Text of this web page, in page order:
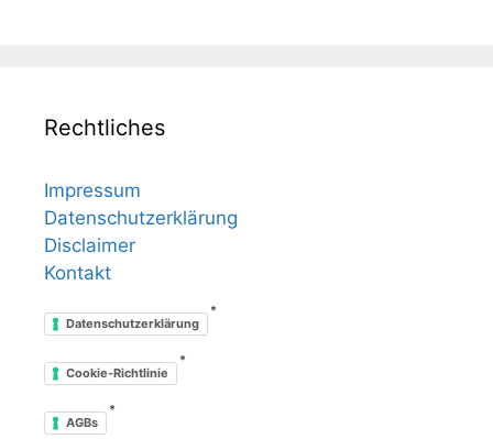
Rechtliches
Impressum
Datenschutzerklärung
Disclaimer
Kontakt
Datenschutzerklärung
*
Cookie-Richtlinie
*
AGBs
*